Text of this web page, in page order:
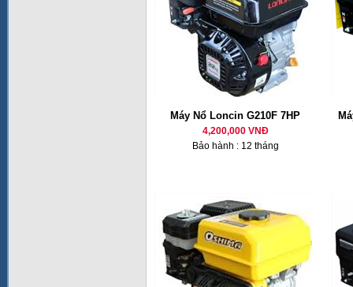
Máy Nổ Loncin G210F 7HP
4,200,000 VNĐ
Bảo hành : 12 tháng